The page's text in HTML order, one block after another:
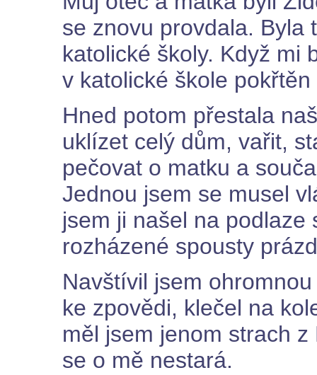
se znovu provdala. Byla
katolické školy. Když mi
v katolické škole
Hned potom přestala
uklízet celý dům, vařit,
pečovat o matku a
Jednou jsem se musel
jsem ji našel na podlaze
rozházené spousty
Navštívil jsem
ke zpovědi, klečel na
měl jsem jenom strach
se o mě nestará.